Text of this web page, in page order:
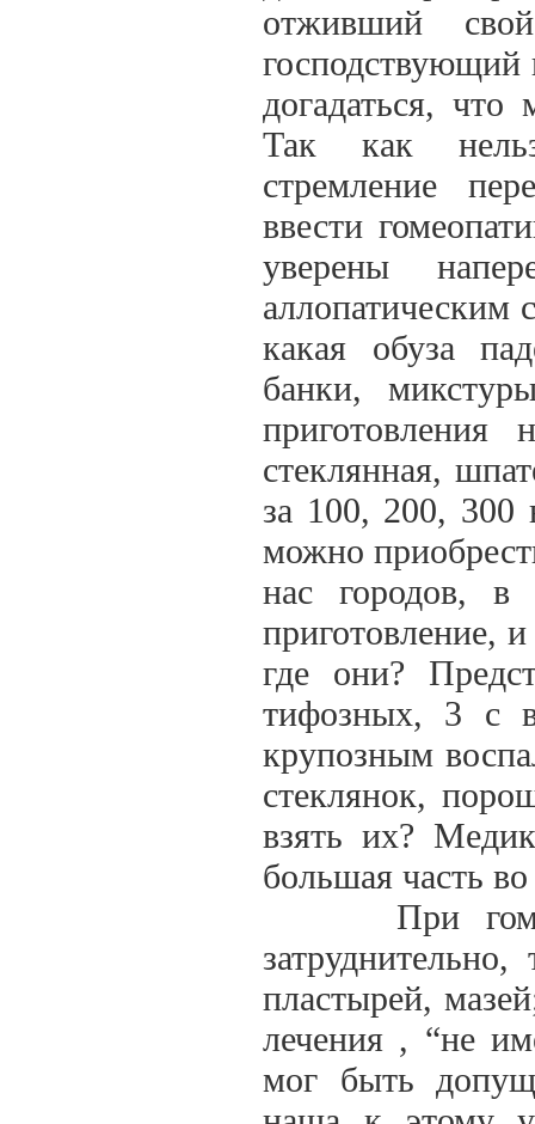
отживший
господствующий
догадаться,
Так как
стремление
ввести
уверены
аллопатическим
какая обуза
банки,
приготовления
стеклянная,
за 100, 200, 300
можно
нас городов,
приготовление,
где они?
тифозных, 3 с
крупозным
стеклянок,
взять их?
большая часть
При
пластырей,
лечения , “не
мог быть